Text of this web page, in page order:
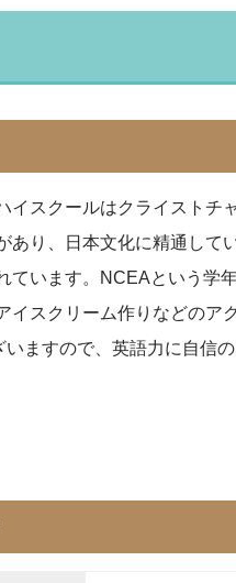
イスクールはクライストチ
あり、日本文化に精通して
ています。NCEAという学
イスクリーム作りなどのア
いますので、英語力に自信